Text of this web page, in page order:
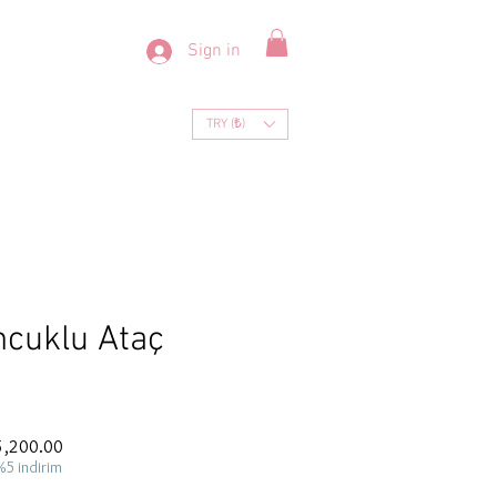
Sign in
TRY (₺)
Ataç
indirim